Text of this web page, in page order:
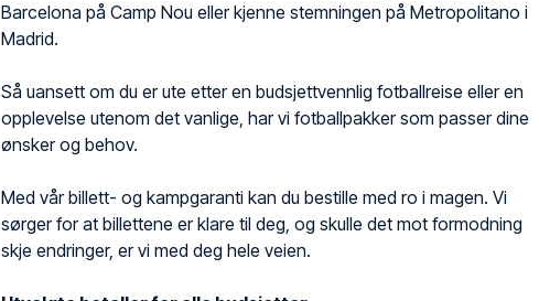
Barcelona på Camp Nou eller kjenne stemningen på Metropolitano i
Madrid.
Så uansett om du er ute etter en budsjettvennlig fotballreise eller en
opplevelse utenom det vanlige, har vi fotballpakker som passer dine
ønsker og behov.
Med vår billett- og kampgaranti kan du bestille med ro i magen. Vi
sørger for at billettene er klare til deg, og skulle det mot formodning
skje endringer, er vi med deg hele veien.